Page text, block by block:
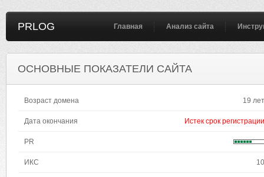
PRLOG Главная Анализ сайта
ОСНОВНЫЕ ПОКАЗАТЕЛИ САЙТА
Возраст домена 19 лет
Дата окончания Истек срок регистрации
PR
ИКС 10